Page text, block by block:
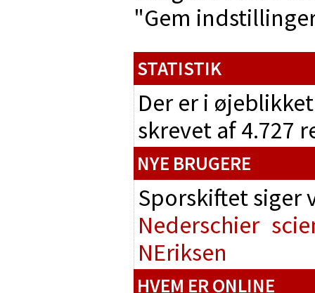
"Gem
STATISTIK
Der er i
skrevet af 4.727
NYE BRUGERE
Sporskiftet
Nederschier
NEriksen
HVEM ER ONLINE